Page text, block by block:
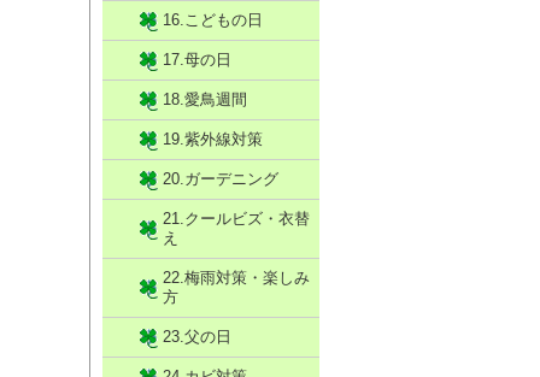
16.こどもの日
17.母の日
18.愛鳥週間
19.紫外線対策
20.ガーデニング
21.クールビズ・衣替
え
22.梅雨対策・楽しみ
方
23.父の日